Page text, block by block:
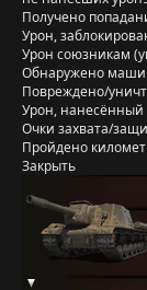
Получено
Урон,
Урон союзникам
Обнаружено
Повреждено/
Урон, нанесённый
Очки захвата/
Пройдено
Закрыть